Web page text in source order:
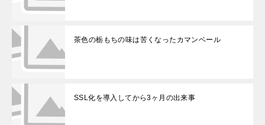
茶色の栃もちの味は苦くなったカマンベール
SSL化を導入してから3ヶ月の出来事